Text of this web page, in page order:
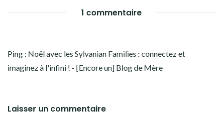
1 commentaire
Ping : Noël avec les Sylvanian Families : connectez et
imaginez à l'infini ! - [Encore un] Blog de Mère
Laisser un commentaire